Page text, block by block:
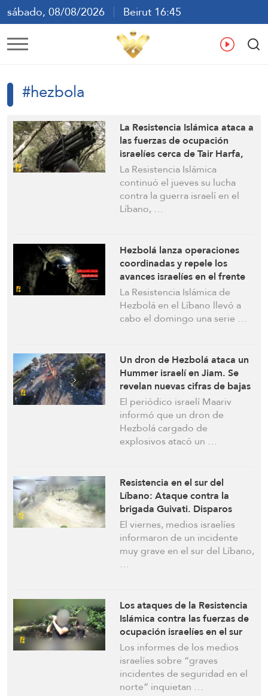
sábado, 08/08/2026
Beirut 16:45
ع En
#hezbola
La Resistencia Islámica ataca a
las fuerzas de ocupación
israelíes cerca de Tair Harfa,
en el sur del Líbano, con
salvas de cohetes
La Resistencia Islámica
continuó el jueves su lucha
contra la guerra israelí en el
Líbano, …
Hezbolá lanza operaciones
coordinadas y repele los
avances israelíes en el frente
sur
La Resistencia Islámica de
Hezbolá en el Líbano llevó a
cabo el domingo una serie …
Un dron de Hezbolá ataca un
Hummer israelí en Jiam. Se
revelan nuevas cifras de bajas
israelíes
El periódico israelí Maariv
informó que un dron de
Hezbolá cargado de
explosivos atacó un …
Resistencia en el sur del
Líbano: Ataque contra la
brigada Guivati. Disparos
contra 4 drones Hermes 450 y
un avión de combate israelíes.
Trece soldados heridos
El viernes, medios israelíes
informaron de un incidente
muy grave en el sur del Líbano,
…
Los ataques de la Resistencia
Islámica contra las fuerzas de
ocupación israelíes en el sur
del Líbano no cesan.
Helicópteros enemigos
evacuan a los heridos
Los informes de los medios
israelíes sobre “graves
incidentes de seguridad en el
norte” inquietan …